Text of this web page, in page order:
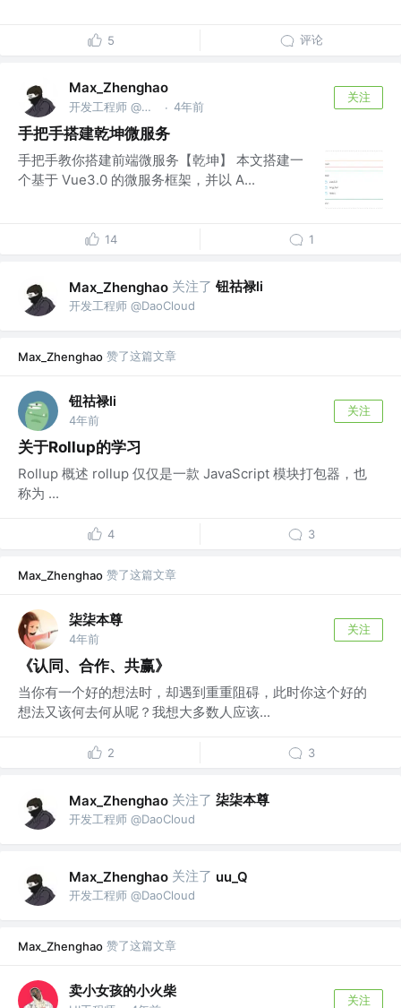
5 评论
Max_Zhenghao
开发工程师 @DaoCloud · 4年前
关注
手把手搭建乾坤微服务
手把手教你搭建前端微服务【乾坤】 本文搭建一
个基于 Vue3.0 的微服务框架，并以 A...
14 1
Max_Zhenghao 关注了 钮祜禄li
开发工程师 @DaoCloud
Max_Zhenghao 赞了这篇文章
钮祜禄li
4年前
关注
关于Rollup的学习
Rollup 概述 rollup 仅仅是一款 JavaScript 模块打包器，也
称为 ...
4 3
Max_Zhenghao 赞了这篇文章
柒柒本尊
4年前
关注
《认同、合作、共赢》
当你有一个好的想法时，却遇到重重阻碍，此时你这个好的
想法又该何去何从呢？我想大多数人应该...
2 3
Max_Zhenghao 关注了 柒柒本尊
开发工程师 @DaoCloud
Max_Zhenghao 关注了 uu_Q
开发工程师 @DaoCloud
Max_Zhenghao 赞了这篇文章
卖小女孩的小火柴
关注